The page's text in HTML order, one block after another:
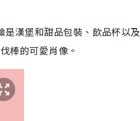
是漢堡和甜品包裝、飲品杯以及
棒的可愛肖像。